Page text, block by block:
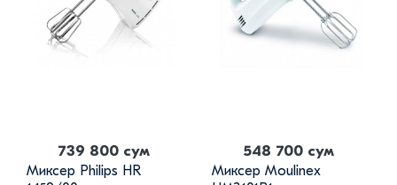
739 800 сум
Миксер Philips HR
548 700 сум
Миксер Moulinex